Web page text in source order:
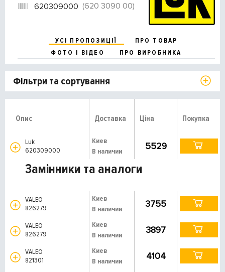
620309000 (620 3090 00)
УСІ ПРОПОЗИЦІЇ
ПРО ТОВАР
ФОТО І ВІДЕО
ПРО ВИРОБНИКА
Фільтри та сортування
Опис Доставка Ціна Покупка
Luk
620309000
Киев
В наличии
5529
Замінники та аналоги
VALEO
826279
Киев
В наличии
3755
VALEO
826279
Киев
В наличии
3897
VALEO
821301
Киев
В наличии
4104